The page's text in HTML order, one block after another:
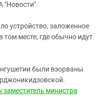
"Новости".
устройство, заложенное
месте, где обычно идут
были взорваны
заместитель министра